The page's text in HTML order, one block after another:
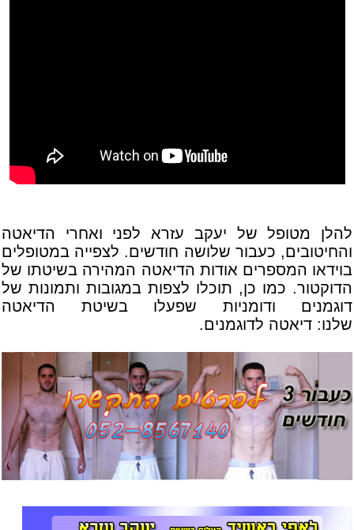
להלן מטופל של יעקב עזרא לפני ואחרי הדיאטה
והחיטובים, כעבור שלושה חודשים. לצפייה במטופלים
בוידאו המספרים אודות הדיאטה המהירה בשיטתו של
הדוקטור. כמו כן, תוכלו לצפות במגובות ותמונות של
דוגמנים ודומניות שפעלו בשיטת הדיאטה
שלנו: דיאטה לדוגמנים.